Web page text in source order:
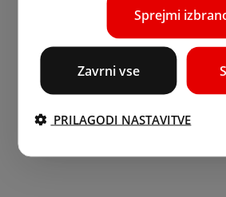
Sprejmi
Zavrni vse
PRILAGODI NASTAVITVE